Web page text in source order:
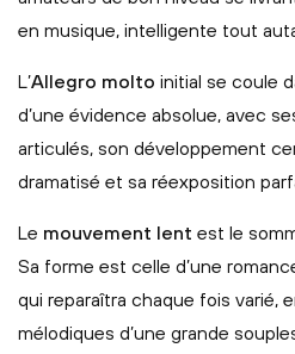
en musique, intelligente tout
L’Allegro molto initial se coule
d’une évidence absolue, avec
articulés, son développement
dramatisé et sa réexposition
Le mouvement lent est le
Sa forme est celle d’une
qui reparaîtra chaque fois varié,
mélodiques d’une grande